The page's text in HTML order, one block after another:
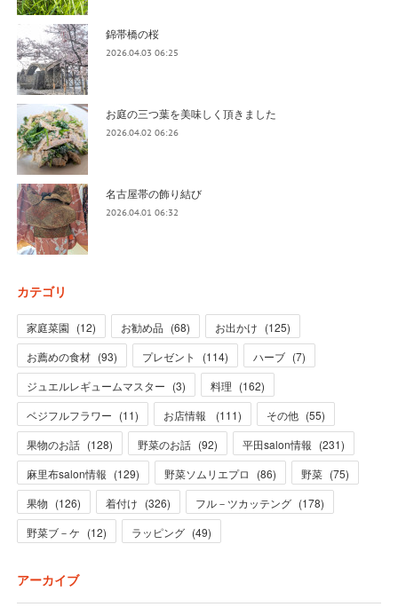
錦帯橋の桜
2026.04.03 06:25
お庭の三つ葉を美味しく頂きました
2026.04.02 06:26
名古屋帯の飾り結び
2026.04.01 06:32
カテゴリ
家庭菜園 (12) お勧め品 (68) お出かけ (125)
お薦めの食材 (93) プレゼント (114) ハーブ (7)
ジュエルレギュームマスター (3) 料理 (162)
ベジフルフラワー (11) お店情報 (111) その他 (55)
果物のお話 (128) 野菜のお話 (92) 平田salon情報 (231)
麻里布salon情報 (129) 野菜ソムリエプロ (86) 野菜 (75)
果物 (126) 着付け (326) フル－ツカッテング (178)
野菜ブ－ケ (12) ラッピング (49)
アーカイブ